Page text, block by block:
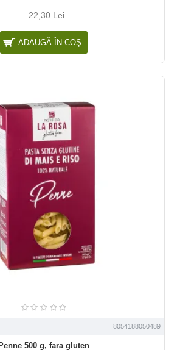
22,30 Lei
ADAUGĂ ÎN COŞ
8054188050489
Penne 500 g, fara gluten